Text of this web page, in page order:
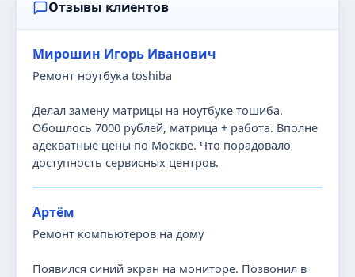
Отзывы клиентов
Мирошин Игорь Иванович
Ремонт ноутбука toshiba
Делал замену матрицы на ноутбуке тошиба.
Обошлось 7000 рублей, матрица + работа. Вполне
адекватные цены по Москве. Что порадовало
доступность сервисных центров.
Артём
Ремонт компьютеров на дому
Появился синий экран на мониторе. Позвонил в